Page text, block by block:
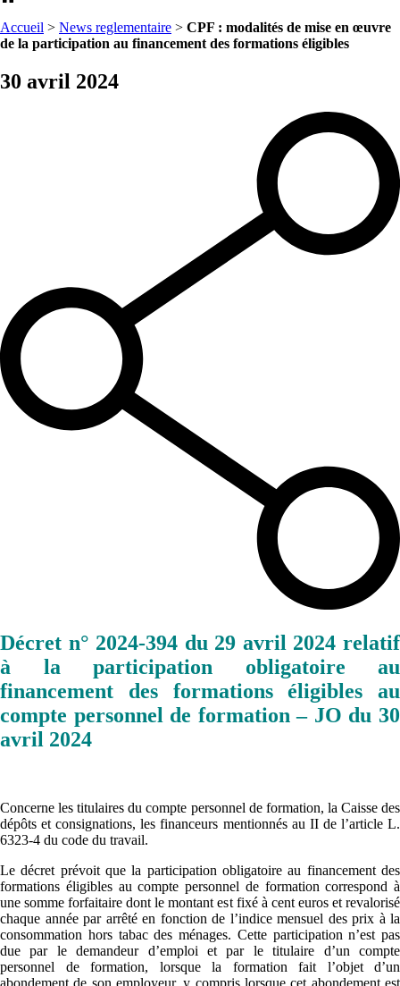
Accueil > News reglementaire > CPF : modalités de mise en œuvre
de la participation au financement des formations éligibles
30 avril 2024
Décret n° 2024-394 du 29 avril 2024 relatif
à la participation obligatoire au
financement des formations éligibles au
compte personnel de formation – JO du 30
avril 2024
Concerne les titulaires du compte personnel de formation, la Caisse des
dépôts et consignations, les financeurs mentionnés au II de l’article L.
6323-4 du code du travail.
Le décret prévoit que la participation obligatoire au financement des
formations éligibles au compte personnel de formation correspond à
une somme forfaitaire dont le montant est fixé à cent euros et revalorisé
chaque année par arrêté en fonction de l’indice mensuel des prix à la
consommation hors tabac des ménages. Cette participation n’est pas
due par le demandeur d’emploi et par le titulaire d’un compte
personnel de formation, lorsque la formation fait l’objet d’un
abondement de son employeur, y compris lorsque cet abondement est